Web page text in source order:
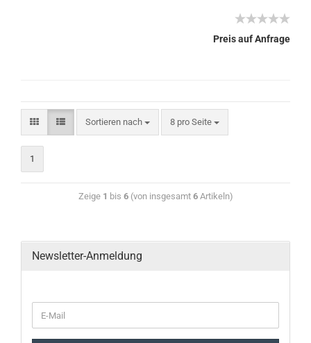
Preis auf Anfrage
Sortieren nach 8 pro Seite
1
Zeige 1 bis 6(von insgesamt 6Artikeln)
Newsletter-Anmeldung